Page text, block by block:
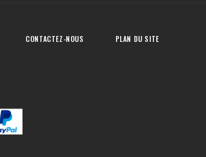
CONTACTEZ-NOUS PLAN DU SITE